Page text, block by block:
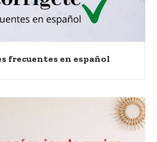
frecuentes en español